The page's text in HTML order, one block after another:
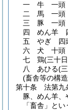
一
牛 一頭
二
馬 一頭
三
豚 一頭
四
めん羊
五
やぎ 四
六
犬 十頭
七
鶏(三十
八
あひる(
(畜舎等の構
第十条
法第九
豚、めん羊
「畜舎」とい